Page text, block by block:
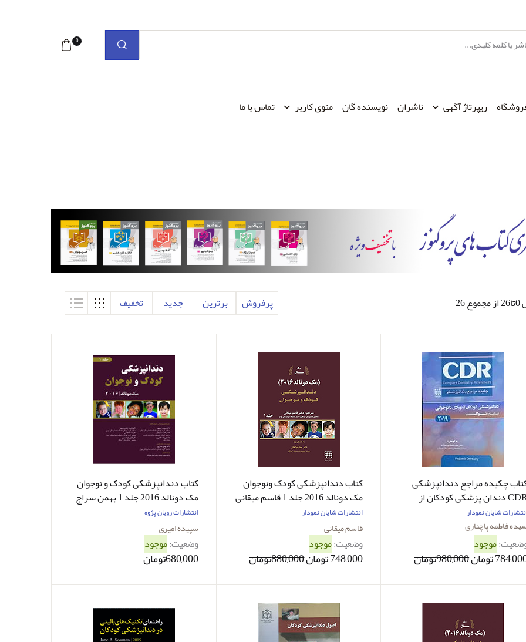
0
ریپرتاژ آگهی ناشران نویسنده گان منوی کاربر تماس با ما
26 پرفروش برترین جدید تخفیف
چکیده مراجع دندانپزشکی
CDR دندان پزشکی کودکان از
تا نوجوانی پینکهام نواک
شایان نمودار
فاطمه پاچناری
موجود
تومان 980,000تومان
کتاب دندانپزشکی کودک ونوجوان
مک دونالد 2016 جلد 1 قاسم میقانی
انتشارات شایان نمودار
قاسم میقانی
وضعیت:موجود
748,000 تومان 880,000تومان
کتاب دندانپزشکی کودک و نوجوان
مک‌ دونالد 2016 جلد 1 بهمن سراج
انتشارات رویان پژوه
سپیده امیری
وضعیت:موجود
680,000تومان